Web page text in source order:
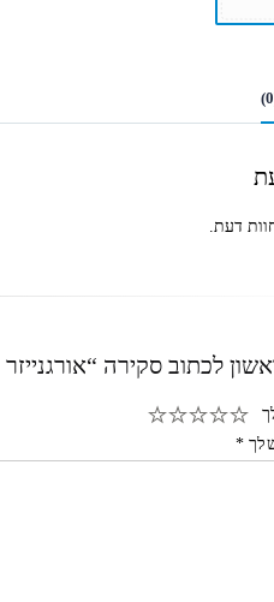
דעת.
לכתוב סקירה “אורגנייזר נצמד ללוח
*